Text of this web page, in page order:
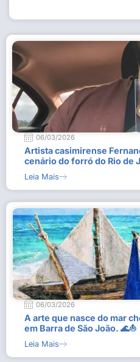
06/03/2026
Artista casimirense
cenário do forró do Rio de
Leia Mais
06/03/2026
A arte que nasce do mar
em Barra de São João. 🌊⛵
Leia Mais